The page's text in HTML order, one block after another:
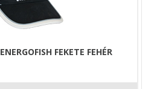
FEKETE FEHÉR